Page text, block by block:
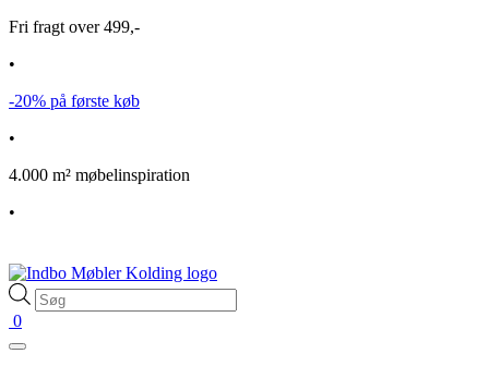
Fri fragt over 499,-
•
-20% på første køb
•
4.000 m² møbelinspiration
•
Products
search
0